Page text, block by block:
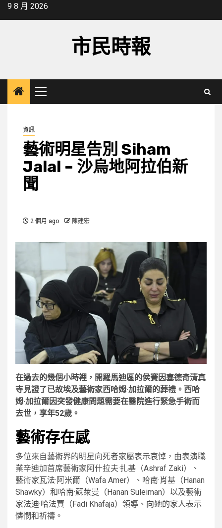
Skip9 8 月 2026
市民時報
Primary
Menu
資訊
藝術明星告別 Siham
Jalal – 沙烏地阿拉伯新
聞
2 個月 ago 陳建宏
在過去的幾個小時裡，開羅馬迪區的侯賽因塞德奇清真
寺見證了已故埃及藝術家西哈姆·加拉爾的葬禮。西哈
姆·加拉爾因突發健康問題需要在醫院進行緊急手術而
去世，享年52歲。
藝術存在感
多位來自藝術界的明星向死者家屬表示哀悼，由表演職
業辛迪加首席藝術家阿什拉夫·扎基（Ashraf Zaki）、
藝術家瓦法·阿米爾（Wafa Amer）、哈南·肖基（Hanan
Shawky）和哈南·蘇萊曼（Hanan Suleiman）以及藝術
家法迪·哈法賈（Fadi Khafaja）領導、向她的家人表示
憐憫和祈禱。